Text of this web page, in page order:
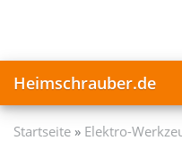
Heimschrauber.de
Startseite Elektro-